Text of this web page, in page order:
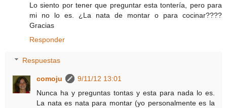
Lo siento por tener que preguntar esta tontería, pero para
mi no lo es. ¿La nata de montar o para cocinar????
Gracias
Responder
Respuestas
comoju
9/11/12 13:01
Nunca ha y preguntas tontas y esta para nada lo es.
La nata es nata para montar (yo personalmente es la